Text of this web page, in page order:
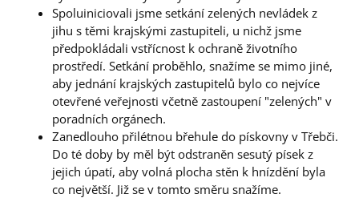
Spoluiniciovali jsme setkání zelených nevládek z
jihu s těmi krajskými zastupiteli, u nichž jsme
předpokládali vstřícnost k ochraně životního
prostředí. Setkání proběhlo, snažíme se mimo jiné,
aby jednání krajských zastupitelů bylo co nejvíce
otevřené veřejnosti včetně zastoupení "zelených" v
poradních orgánech.
Zanedlouho přilétnou břehule do pískovny v Třebči.
Do té doby by měl být odstraněn sesutý písek z
jejich úpatí, aby volná plocha stěn k hnízdění byla
co největší. Již se v tomto směru snažíme.